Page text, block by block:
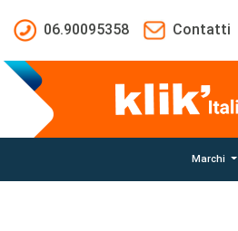
06.90095358
Contatti
Marchi